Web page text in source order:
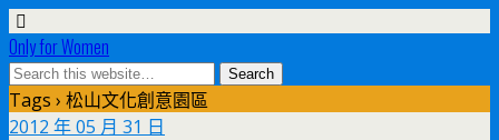
Only for Women
Tags › 松山文化創意園區
2012 年 05 月 31 日